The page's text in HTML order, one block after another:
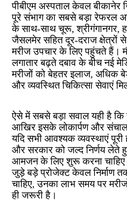
पीबीएम अस्पताल केवल बीकानेर
पूरे संभाग का सबसे बड़ा रेफरल
के साथ-साथ चूरू, श्रीगंगानगर,
जैसलमेर सहित दूर-दराज क्षेत्रों
मरीज उपचार के लिए पहुंचते हैं।
लगातार बढ़ते दबाव के बीच नई
मरीजों को बेहतर इलाज, अधिक
और व्यवस्थित चिकित्सा सेवाएं
ऐसे में सबसे बड़ा सवाल यही है कि
आखिर इसके लोकार्पण और
यदि सभी आवश्यक व्यवस्थाएं पूरी
और सरकार को जल्द निर्णय लेते
आमजन के लिए शुरू करना
जुड़े बड़े प्रोजेक्ट केवल निर्माण
चाहिए, उनका लाभ समय पर
ही जरूरी है।